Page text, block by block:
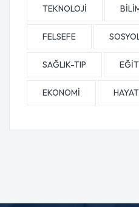
TEKNOLOJİ
FELSEFE
SAĞLIK-TIP
EKONOMİ